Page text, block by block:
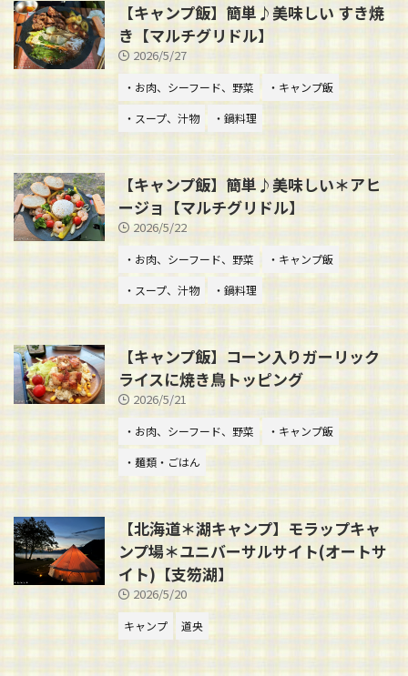
【キャンプ飯】簡単♪美味しい すき焼
き【マルチグリドル】
2026/5/27
・お肉、シーフード、野菜
・キャンプ飯
・スープ、汁物
・鍋料理
【キャンプ飯】簡単♪美味しい＊アヒ
ージョ【マルチグリドル】
2026/5/22
・お肉、シーフード、野菜
・キャンプ飯
・スープ、汁物
・鍋料理
【キャンプ飯】コーン入りガーリック
ライスに焼き鳥トッピング
2026/5/21
・お肉、シーフード、野菜
・キャンプ飯
・麺類・ごはん
【北海道＊湖キャンプ】モラップキャ
ンプ場＊ユニバーサルサイト(オートサ
イト)【支笏湖】
2026/5/20
キャンプ 道央